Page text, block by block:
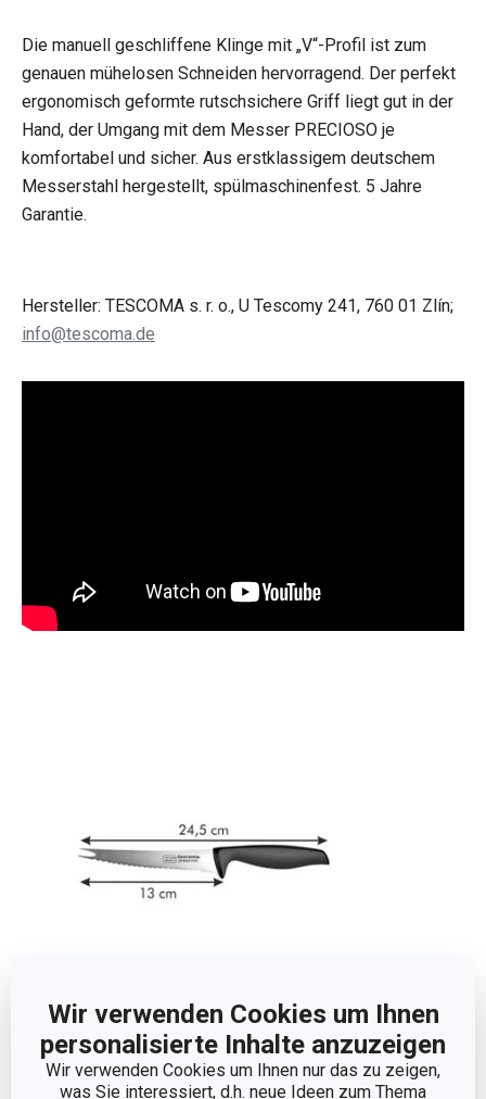
Wir verwenden Cookies um Ihnen
personalisierte Inhalte anzuzeigen
Wir verwenden Cookies um Ihnen nur das zu zeigen,
was Sie interessiert, d.h. neue Ideen zum Thema
Die manuell geschliffene Klinge mit „V“-Profil ist zum
genauen mühelosen Schneiden hervorragend. Der perfekt
ergonomisch geformte rutschsichere Griff liegt gut in der
Hand, der Umgang mit dem Messer PRECIOSO je
komfortabel und sicher. Aus erstklassigem deutschem
Messerstahl hergestellt, spülmaschinenfest. 5 Jahre
Garantie.
Hersteller: TESCOMA s. r. o., U Tescomy 241, 760 01 Zlín;
info@tescoma.de
Abmessungen